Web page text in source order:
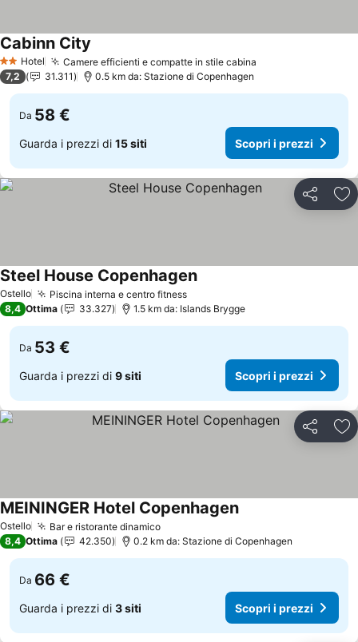
2 StelleHotel Camere efficienti e compatte in stile cabina
Cabinn City
7,2 31.311 0.5 km da: Stazione di Copenhagen
Da 58 €
Guarda i prezzi di 15 siti Scopri i prezzi
Condividi
Ostello Piscina interna e centro fitness
Steel House Copenhagen
8,4 Ottima 33.327 1.5 km da: Islands Brygge
Da 53 €
Guarda i prezzi di 9 siti Scopri i prezzi
Condividi
Ostello Bar e ristorante dinamico
MEININGER Hotel Copenhagen
8,4 Ottima 42.350 0.2 km da: Stazione di Copenhagen
Da 66 €
Guarda i prezzi di 3 siti Scopri i prezzi